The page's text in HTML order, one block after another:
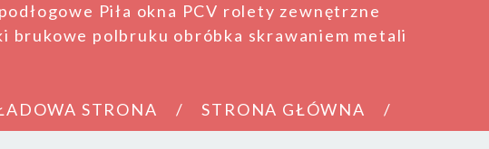
Piła okna PCV rolety zewnętrzne
brukowe polbruku obróbka skrawaniem metali
STRONA STRONA GŁÓWNA